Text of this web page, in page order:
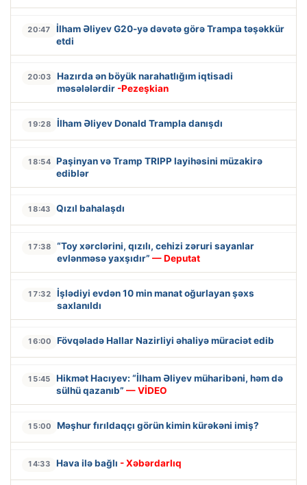
20:47
İlham Əliyev G20-yə dəvətə görə Trampa təşəkkür
etdi
20:03
Hazırda ən böyük narahatlığım iqtisadi
məsələlərdir -Pezeşkian
19:28 İlham Əliyev Donald Trampla danışdı
18:54 Paşinyan və Tramp TRIPP layihəsini müzakirə
ediblər
18:43 Qızıl bahalaşdı
17:38
“Toy xərclərini, qızılı, cehizi zəruri sayanlar
evlənməsə yaxşıdır” — Deputat
17:32
İşlədiyi evdən 10 min manat oğurlayan şəxs
saxlanıldı
16:00 Fövqəladə Hallar Nazirliyi əhaliyə müraciət edib
15:45
Hikmət Hacıyev: “İlham Əliyev müharibəni, həm də
sülhü qazanıb” — VİDEO
15:00 Məşhur fırıldaqçı görün kimin kürəkəni imiş?
14:33 Hava ilə bağlı - Xəbərdarlıq